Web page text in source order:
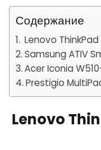
Содержание
Lenovo
Samsung ATIV
Acer Iconia
Prestigio
Lenovo